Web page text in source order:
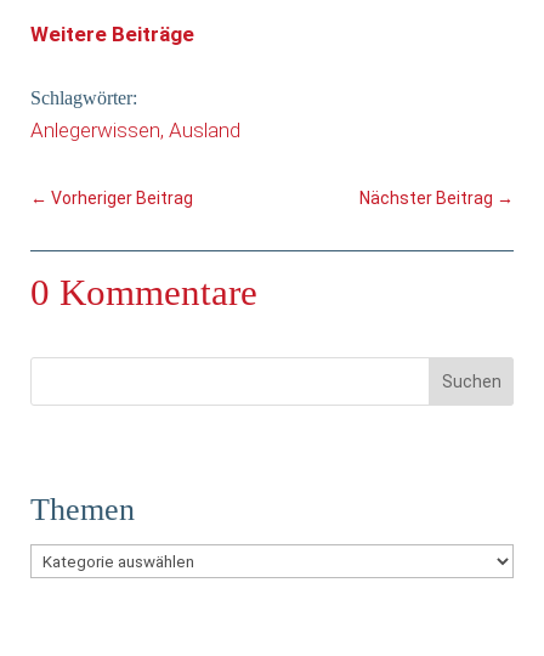
Weitere Beiträge
Schlagwörter:
Anlegerwissen Ausland
← Vorheriger Beitrag Nächster Beitrag →
0 Kommentare
Themen
Themen